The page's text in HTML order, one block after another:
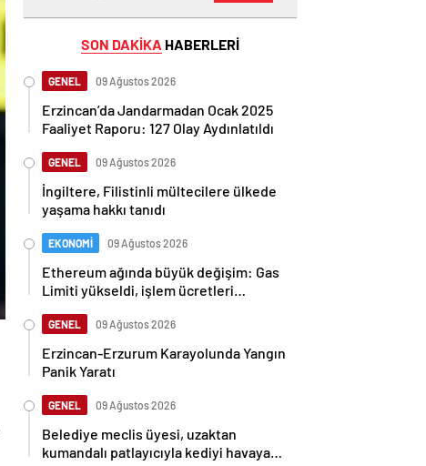
SON DAKİKA HABERLERİ
GENEL 09 Ağustos 2026
Erzincan’da Jandarmadan Ocak 2025
Faaliyet Raporu: 127 Olay Aydınlatıldı
GENEL 09 Ağustos 2026
İngiltere, Filistinli mültecilere ülkede
yaşama hakkı tanıdı
EKONOMİ 09 Ağustos 2026
Ethereum ağında büyük değişim: Gas
Limiti yükseldi, işlem ücretleri
GENEL 09 Ağustos 2026
Erzincan-Erzurum Karayolunda Yangın
Panik Yaratı
GENEL 09 Ağustos 2026
Belediye meclis üyesi, uzaktan
kumandalı patlayıcıyla kediyi havaya